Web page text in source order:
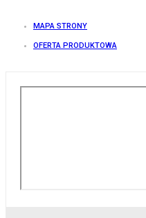
MAPA STRONY
OFERTA PRODUKTOWA